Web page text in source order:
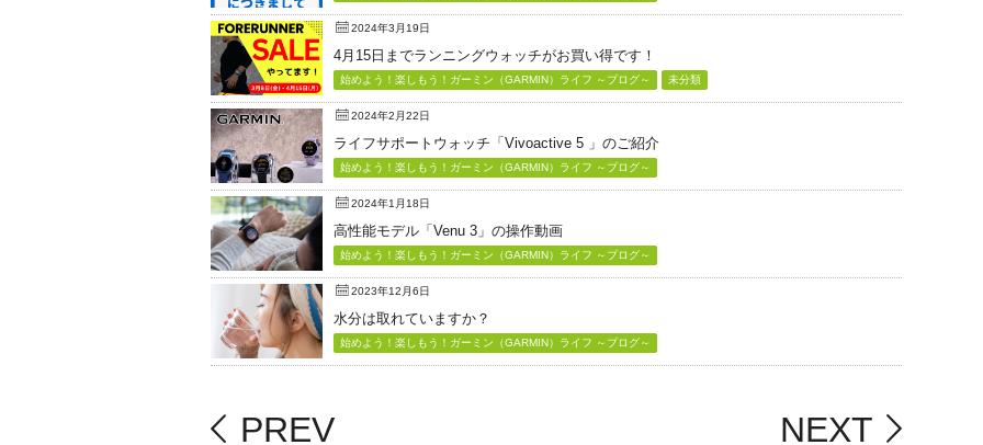
2024年3月19日
4月15日までランニングウォッチがお買い得です！
始めよう！楽しもう！ガーミン（GARMIN）ライフ ～ブログ～ 未分類
2024年2月22日
ライフサポートウォッチ「Vivoactive 5 」のご紹介
始めよう！楽しもう！ガーミン（GARMIN）ライフ ～ブログ～
2024年1月18日
高性能モデル「Venu 3」の操作動画
始めよう！楽しもう！ガーミン（GARMIN）ライフ ～ブログ～
2023年12月6日
水分は取れていますか？
始めよう！楽しもう！ガーミン（GARMIN）ライフ ～ブログ～
PREV NEXT